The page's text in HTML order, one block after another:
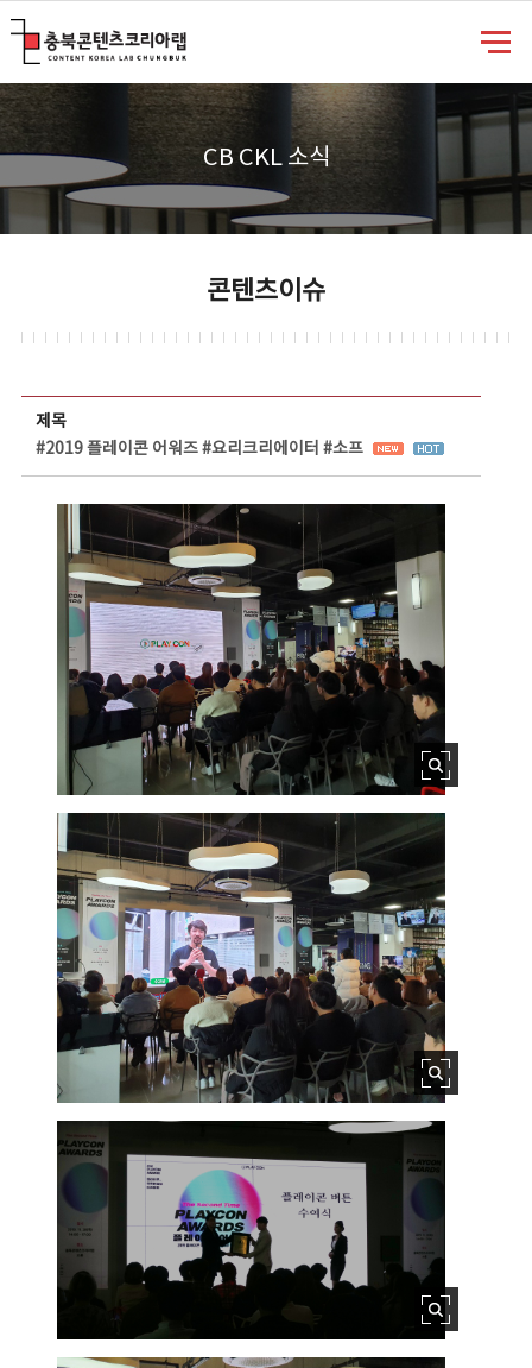
CB CKL 소식
콘텐츠이슈
제목
#2019 플레이콘 어워즈 #요리크리에이터 #소프